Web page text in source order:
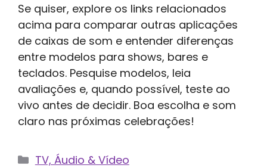
Se quiser, explore os links relacionados
acima para comparar outras aplicações
de caixas de som e entender diferenças
entre modelos para shows, bares e
teclados. Pesquise modelos, leia
avaliações e, quando possível, teste ao
vivo antes de decidir. Boa escolha e som
claro nas próximas celebrações!
Categorias
TV, Áudio & Vídeo